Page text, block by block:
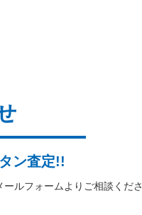
ン査定!!
ルフォームよりご相談くださ